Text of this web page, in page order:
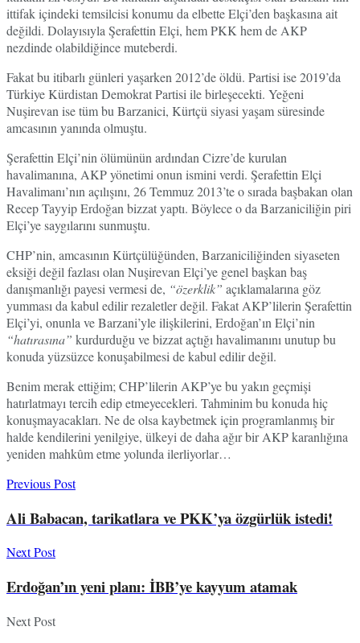
ittifak içindeki temsilcisi konumu da elbette Elçi’den başkasına ait
değildi. Dolayısıyla Şerafettin Elçi, hem PKK hem de AKP
nezdinde olabildiğince muteberdi.
Fakat bu itibarlı günleri yaşarken 2012’de öldü. Partisi ise 2019’da
Türkiye Kürdistan Demokrat Partisi ile birleşecekti. Yeğeni
Nuşirevan ise tüm bu Barzanici, Kürtçü siyasi yaşam süresinde
amcasının yanında olmuştu.
Şerafettin Elçi’nin ölümünün ardından Cizre’de kurulan
havalimanına, AKP yönetimi onun ismini verdi. Şerafettin Elçi
Havalimanı’nın açılışını, 26 Temmuz 2013’te o sırada başbakan olan
Recep Tayyip Erdoğan bizzat yaptı. Böylece o da Barzaniciliğin piri
Elçi’ye saygılarını sunmuştu.
CHP’nin, amcasının Kürtçülüğünden, Barzaniciliğinden siyaseten
eksiği değil fazlası olan Nuşirevan Elçi’ye genel başkan baş
danışmanlığı payesi vermesi de, “özerklik” açıklamalarına göz
yumması da kabul edilir rezaletler değil. Fakat AKP’lilerin Şerafettin
Elçi’yi, onunla ve Barzani’yle ilişkilerini, Erdoğan’ın Elçi’nin
“hatırasına” kurdurduğu ve bizzat açtığı havalimanını unutup bu
konuda yüzsüzce konuşabilmesi de kabul edilir değil.
Benim merak ettiğim; CHP’lilerin AKP’ye bu yakın geçmişi
hatırlatmayı tercih edip etmeyecekleri. Tahminim bu konuda hiç
konuşmayacakları. Ne de olsa kaybetmek için programlanmış bir
halde kendilerini yenilgiye, ülkeyi de daha ağır bir AKP karanlığına
yeniden mahkûm etme yolunda ilerliyorlar…
Previous Post
Ali Babacan, tarikatlara ve PKK’ya özgürlük istedi!
Next Post
Erdoğan’ın yeni planı: İBB’ye kayyum atamak
Next Post